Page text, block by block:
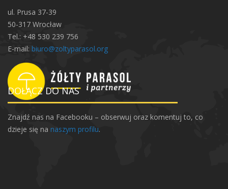
ul. Prusa 37-39
50-317 Wrocław
Tel.: +48 530 239 756
E-mail: biuro@zoltyparasol.org
DOŁĄCZ DO NAS
Znajdź nas na Facebooku – obserwuj oraz komentuj to, co
dzieje się na naszym profilu.